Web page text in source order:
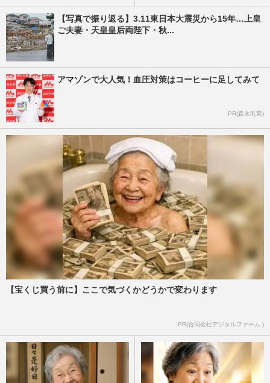
【写真で振り返る】3.11東日本大震災から15年…上皇
ご夫妻・天皇皇后両陛下・秋...
アマゾンで大人気！血圧対策はコーヒーに足してみて
PR(森永乳業)
【宝くじ買う前に】ここで気づくかどうかで変わります
PR(合同会社デジタルファーム )